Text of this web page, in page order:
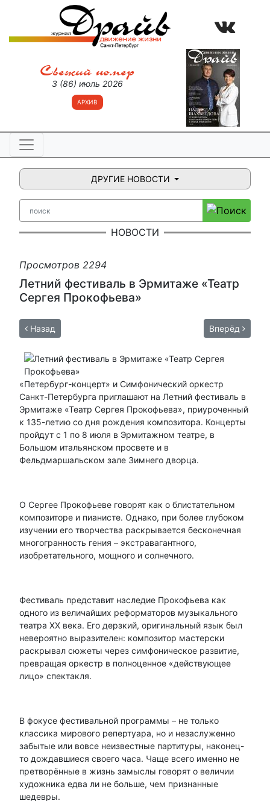
Свежий номер
3 (86) июль 2026
АРХИВ
ДРУГИЕ НОВОСТИ
НОВОСТИ
Просмотров 2294
Летний фестиваль в Эрмитаже «Театр
Сергея Прокофьева»
Назад Вперёд
«Петербург-концерт» и Симфонический оркестр
Санкт-Петербурга приглашают на Летний фестиваль в
Эрмитаже «Театр Сергея Прокофьева», приуроченный
к 135-летию со дня рождения композитора. Концерты
пройдут с 1 по 8 июля в Эрмитажном театре, в
Большом итальянском просвете и в
Фельдмаршальском зале Зимнего дворца.
О Сергее Прокофьеве говорят как о блистательном
композиторе и пианисте. Однако, при более глубоком
изучении его творчества раскрывается бесконечная
многогранность гения – экстравагантного,
изобретательного, мощного и солнечного.
Фестиваль представит наследие Прокофьева как
одного из величайших реформаторов музыкального
театра XX века. Его дерзкий, оригинальный язык был
невероятно выразителен: композитор мастерски
раскрывал сюжеты через симфоническое развитие,
превращая оркестр в полноценное «действующее
лицо» спектакля.
В фокусе фестивальной программы – не только
классика мирового репертуара, но и незаслуженно
забытые или вовсе неизвестные партитуры, наконец-
то дождавшиеся своего часа. Чаще всего именно не
претворённые в жизнь замыслы говорят о величии
художника едва ли не больше, чем признанные
шедевры.